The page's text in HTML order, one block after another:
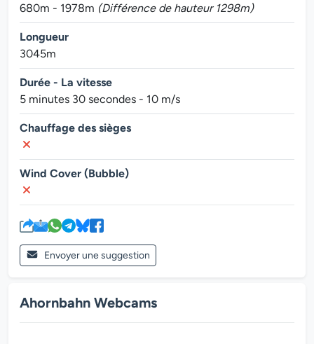
680m - 1978m (Différence de hauteur 1298m)
Longueur
3045m
Durée - La vitesse
5 minutes 30 secondes - 10 m/s
Chauffage des sièges
Wind Cover (Bubble)
Envoyer une suggestion
Ahornbahn Webcams